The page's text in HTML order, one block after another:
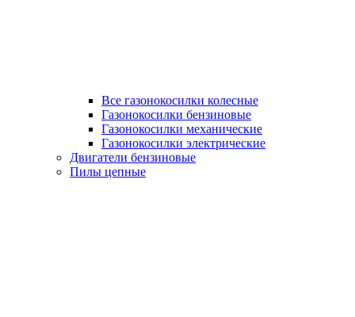
Все газонокосилки колесные
Газонокосилки бензиновые
Газонокосилки механические
Газонокосилки электрические
Двигатели бензиновые
Пилы цепные